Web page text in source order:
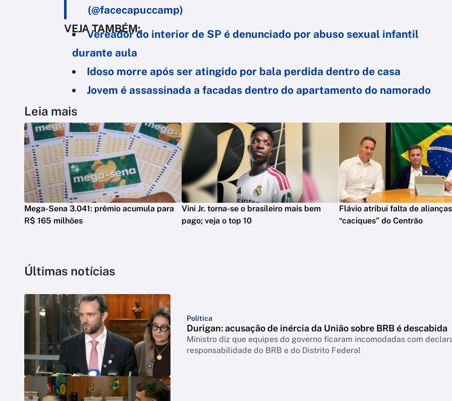
(@facecapuccamp)
VEJA TAMBÉM:
Vereador do interior de SP é denunciado por abuso sexual infantil
durante aula
Idoso morre após ser atingido por bala perdida dentro de casa
Jovem é assassinada a facadas dentro do apartamento do namorado
Leia mais
Mega-Sena 3.041: prêmio acumula para
R$ 165 milhões
Vini Jr. torna-se o brasileiro mais bem
pago; veja o top 10
Flávio atribui falta de
“caciques” do Centrão
Últimas notícias
Política
Durigan: acusação de inércia da União sobre BRB é descabida
Ministro diz que equipes do governo ficaram incomodadas com
responsabilidade do BRB e do Distrito Federal